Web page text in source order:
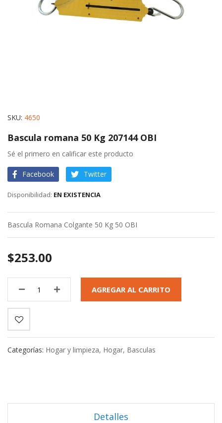
Skip
the
beginning
of
the
gallery
SKU 4650
Bascula romana 50 Kg 207144 OBI
Sé el primero en calificar este producto
Facebook Twitter
EN EXISTENCIA
Bascula Romana Colgante 50 Kg 50 OBI
$253.00
AGREGAR AL CARRITO
Categorías: Hogar y limpieza, Hogar, Basculas
Detalles